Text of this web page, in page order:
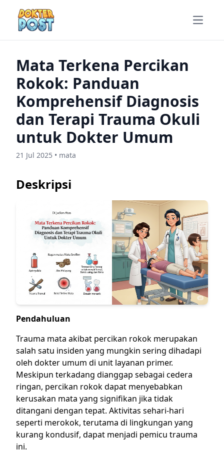
Open
Mata Terkena Percikan
Rokok: Panduan
Komprehensif Diagnosis
dan Terapi Trauma Okuli
untuk Dokter Umum
21 Jul 2025 • mata
Deskripsi
Pendahuluan
Trauma mata akibat percikan rokok merupakan
salah satu insiden yang mungkin sering dihadapi
oleh dokter umum di unit layanan primer.
Meskipun terkadang dianggap sebagai cedera
ringan, percikan rokok dapat menyebabkan
kerusakan mata yang signifikan jika tidak
ditangani dengan tepat. Aktivitas sehari-hari
seperti merokok, terutama di lingkungan yang
kurang kondusif, dapat menjadi pemicu trauma
ini.